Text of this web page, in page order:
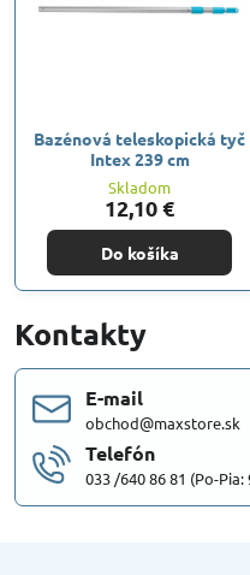
Bazénová teleskopická tyč
Intex 239 cm
Skladom
12,10 €
Do košíka
Kontakty
E-mail
obchod@maxstore.sk
Telefón
033 /640 86 81 (Po-Pia: